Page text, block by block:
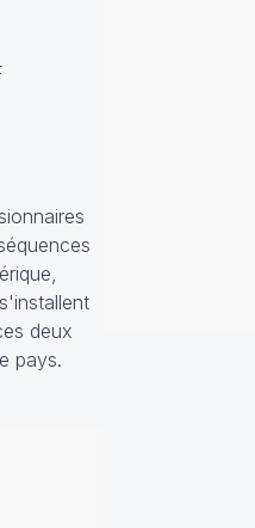
deux
pays.